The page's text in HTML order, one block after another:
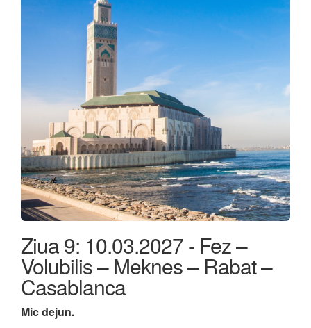
Ziua 9: 10.03.2027 - Fez –
Volubilis – Meknes – Rabat –
Casablanca
Mic dejun.